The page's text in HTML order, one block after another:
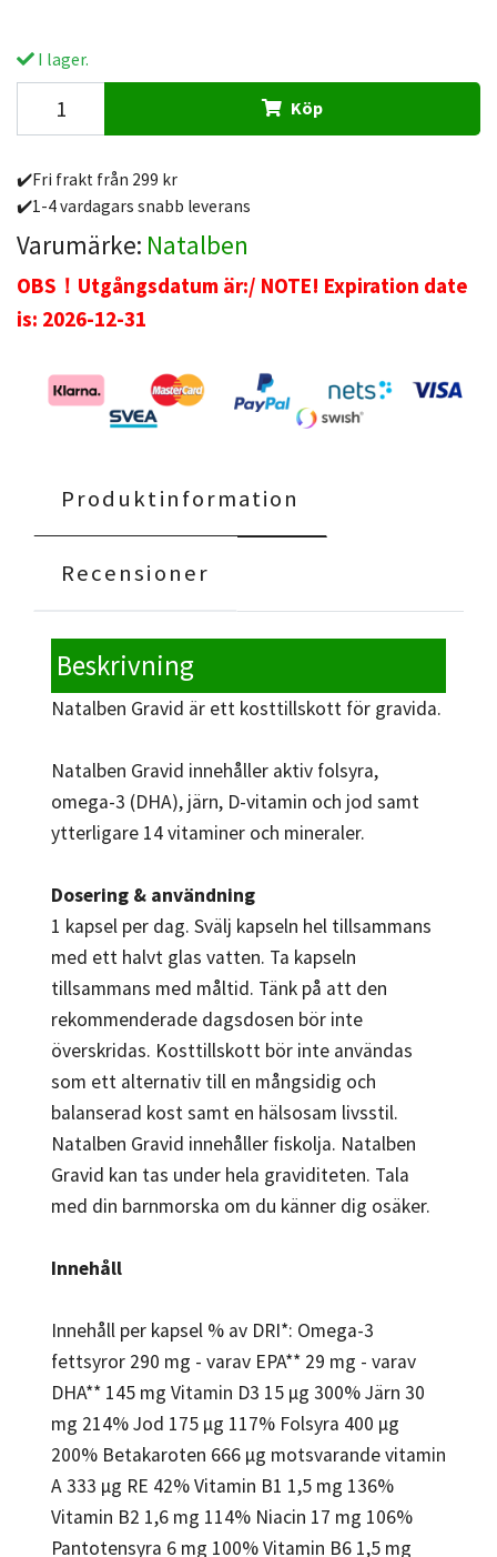
I lager.
Köp
✔️Fri frakt från 299 kr
✔️1-4 vardagars snabb leverans
Varumärke: Natalben
OBS！Utgångsdatum är:/ NOTE! Expiration date
is: 2026-12-31
Produktinformation
Recensioner
Beskrivning
Natalben Gravid är ett kosttillskott för gravida.
Natalben Gravid innehåller aktiv folsyra,
omega-3 (DHA), järn, D-vitamin och jod samt
ytterligare 14 vitaminer och mineraler.
Dosering & användning
1 kapsel per dag. Svälj kapseln hel tillsammans
med ett halvt glas vatten. Ta kapseln
tillsammans med måltid. Tänk på att den
rekommenderade dagsdosen bör inte
överskridas. Kosttillskott bör inte användas
som ett alternativ till en mångsidig och
balanserad kost samt en hälsosam livsstil.
Natalben Gravid innehåller fiskolja. Natalben
Gravid kan tas under hela graviditeten. Tala
med din barnmorska om du känner dig osäker.
Innehåll
Innehåll per kapsel % av DRI*: Omega-3
fettsyror 290 mg - varav EPA** 29 mg - varav
DHA** 145 mg Vitamin D3 15 µg 300% Järn 30
mg 214% Jod 175 µg 117% Folsyra 400 µg
200% Betakaroten 666 µg motsvarande vitamin
A 333 µg RE 42% Vitamin B1 1,5 mg 136%
Vitamin B2 1,6 mg 114% Niacin 17 mg 106%
Pantotensyra 6 mg 100% Vitamin B6 1,5 mg